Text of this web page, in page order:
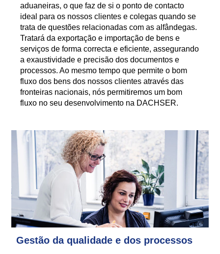
aduaneiras, o que faz de si o ponto de contacto
ideal para os nossos clientes e colegas quando se
trata de questões relacionadas com as alfândegas.
Tratará da exportação e importação de bens e
serviços de forma correcta e eficiente, assegurando
a exaustividade e precisão dos documentos e
processos. Ao mesmo tempo que permite o bom
fluxo dos bens dos nossos clientes através das
fronteiras nacionais, nós permitiremos um bom
fluxo no seu desenvolvimento na DACHSER.
Gestão da qualidade e dos processos